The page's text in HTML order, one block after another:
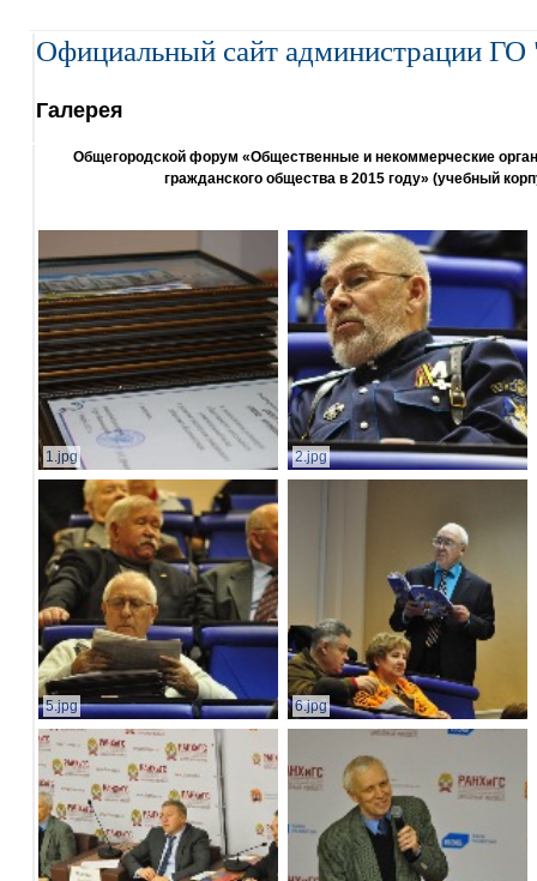
Официальный сайт администрации ГО
Галерея
Общегородской форум «Общественные и некоммерческие
гражданского общества в 2015 году» (учебный
1.jpg 2.jpg
5.jpg 6.jpg